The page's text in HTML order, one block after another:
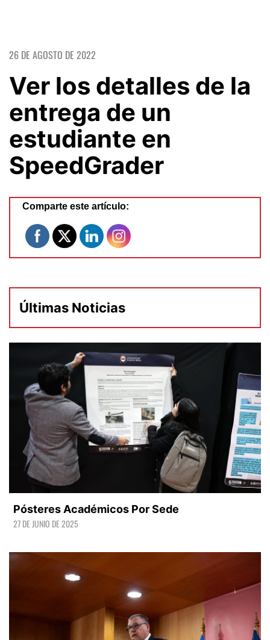
26 DE AGOSTO DE 2022
Ver los detalles de la
entrega de un
estudiante en
SpeedGrader
Comparte este artículo:
Últimas Noticias
Pósteres Académicos Por Sede
27 DE JUNIO DE 2025